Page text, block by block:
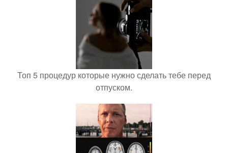
Топ 5 процедур которые нужно сделать тебе перед
отпуском.